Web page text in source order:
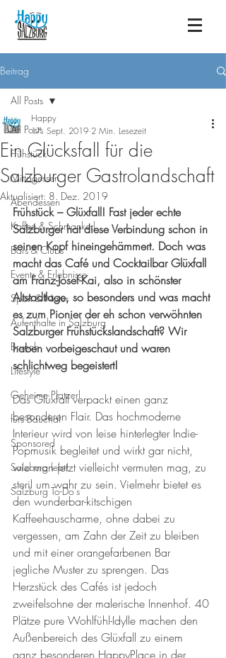
Beitrag
All Posts
Frühstück
Mittagessen
Abendessen
Kaffee & Schmankerl
Bars & Clubs
Events & Erlebnisse
Sport & Natur
Aufenthalte in Salzburg
Brunch
Lifestyle
Geheime Platzerl
fürs Bauchal
Sponsored
Salzburg lebt!
Salzburg To-Do's
All Posts
Ein Glücksfall für die
Salzburger Gastrolandschaft
Happy
17. Sept. 2019 2 Min. Lesezeit
Aktualisiert: 8. Dez. 2019
Frühstück – Glüxfall! Fast jeder echte
Salzburger hat diese Verbindung schon in
seinen Kopf hineingehämmert. Doch was
macht das Café und Cocktailbar Glüxfall
am Franz-Josef-Kai, also in schönster
Altstadtlage, so besonders und was macht
es zum Pionier der eh schon verwöhnten
Salzburger Frühstückslandschaft? Wir
haben vorbeigeschaut und waren
schlichtweg begeistert!
Das Glüxfall verpackt einen ganz
besonderen Flair. Das hochmoderne
Interieur wird von leise hinterlegter Indie-
Popmusik begleitet und wirkt gar nicht,
wie man jetzt vielleicht vermuten mag, zu
steril um wahr zu sein. Vielmehr bietet es
den wunderbar-kitschigen
Kaffeehauscharme, ohne dabei zu
vergessen, am Zahn der Zeit zu bleiben
und mit einer orangefarbenen Bar
jegliche Muster zu sprengen. Das
Herzstück des Cafés ist jedoch
zweifelsohne der malerische Innenhof. 40
Plätze pure Wohlfühl-Idylle machen den
Außenbereich des Glüxfall zu einem
ganz besonderen HappyPlace in der